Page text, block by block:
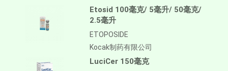
Etosid 100毫克/ 5毫升/ 50毫克/
2.5毫升
ETOPOSIDE
Kocak制药有限公司
LuciCer 150毫克